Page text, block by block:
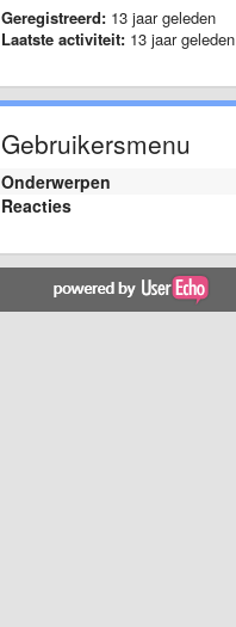
Geregistreerd: 13 jaar geleden
Laatste activiteit: 13 jaar geleden
Gebruikersmenu
Onderwerpen
Reacties